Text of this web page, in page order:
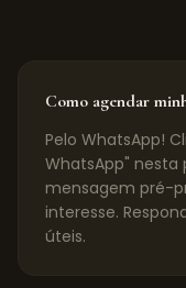
Como agendar
Pelo WhatsApp!
WhatsApp" nesta
mensagem pré-
interesse.
úteis.